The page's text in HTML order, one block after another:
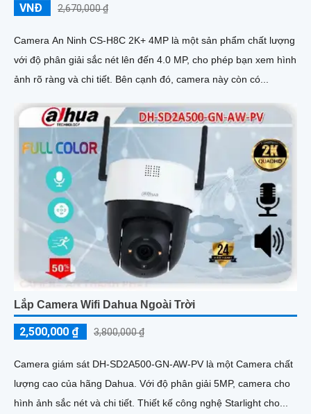
VNĐ 2,670,000 ₫
Camera An Ninh CS-H8C 2K+ 4MP là một sản phẩm chất lượng
với độ phân giải sắc nét lên đến 4.0 MP, cho phép bạn xem hình
ảnh rõ ràng và chi tiết. Bên cạnh đó, camera này còn có...
Lắp Camera Wifi Dahua Ngoài Trời
2,500,000 ₫ 3,800,000 ₫
Camera giám sát DH-SD2A500-GN-AW-PV là một Camera chất
lượng cao của hãng Dahua. Với độ phân giải 5MP, camera cho
hình ảnh sắc nét và chi tiết. Thiết kế công nghệ Starlight cho...